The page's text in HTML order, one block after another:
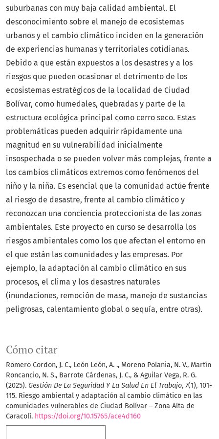
Cómo citar
Romero Cordon, J. C., León León, A. ., Moreno Polania, N. V., Martín
Roncancio, N. S., Barrote Cárdenas, J. C., & Aguilar Vega, R. G.
(2025). Gestión De La Seguridad Y La Salud En El Trabajo, 7(1), 101-
115. Riesgo ambiental y adaptación al cambio climático en las
comunidades vulnerables de Ciudad Bolívar – Zona Alta de
Caracolí. https://doi.org/10.15765/ace4d160
suburbanas con muy baja calidad ambiental. El
desconocimiento sobre el manejo de ecosistemas
urbanos y el cambio climático inciden en la generación
de experiencias humanas y territoriales cotidianas.
Debido a que están expuestos a los desastres y a los
riesgos que pueden ocasionar el detrimento de los
ecosistemas estratégicos de la localidad de Ciudad
Bolívar, como humedales, quebradas y parte de la
estructura ecológica principal como cerro seco. Estas
problemáticas pueden adquirir rápidamente una
magnitud en su vulnerabilidad inicialmente
insospechada o se pueden volver más complejas, frente a
los cambios climáticos extremos como fenómenos del
niño y la niña. Es esencial que la comunidad actúe frente
al riesgo de desastre, frente al cambio climático y
reconozcan una conciencia proteccionista de las zonas
ambientales. Este proyecto en curso se desarrolla los
riesgos ambientales como los que afectan el entorno en
el que están las comunidades y las empresas. Por
ejemplo, la adaptación al cambio climático en sus
procesos, el clima y los desastres naturales
(inundaciones, remoción de masa, manejo de sustancias
peligrosas, calentamiento global o sequía, entre otras).